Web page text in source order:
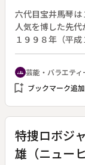
六代目宝井馬琴
人気を博した先代
１９９８年（平
席も、川中島決
の両雄並び立た
かしく語り上げる
groups 芸能・バラエティ
bookmark_add ブックマーク追加
特捜ロボジ
雄（ニュー